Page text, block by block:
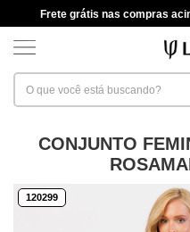
Frete grátis nas compras
CONJUNTO
120299